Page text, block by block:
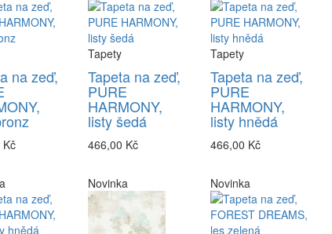
na zeď,
Tapety
Tapeta na zeď,
PURE
HARMONY,
listy šedá
466,00 Kč
Tapety
Tapeta na zeď,
PURE
HARMONY,
listy hnědá
466,00 Kč
Novinka Novinka